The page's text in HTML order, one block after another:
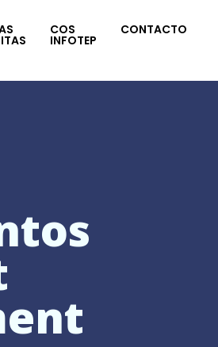
COS
INFOTEP
CONTACTO